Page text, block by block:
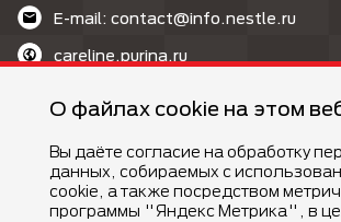
E-mail: contact@info.nestle.ru
careline.purina.ru
О файлах cookie на этом
Вы даёте согласие на обработку
данных, собираемых с
cookie, а также посредством
программы "Яндекс Метрика", в